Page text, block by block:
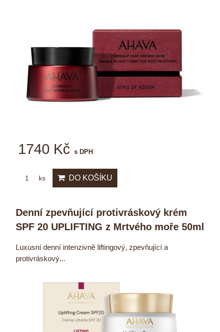
1740 Kč s DPH
ks DO KOŠÍKU
Denní zpevňující protivráskový krém
SPF 20 UPLIFTING z Mrtvého moře 50ml
Luxusní denní intenzivně liftingový, zpevňující a
protivráskový...